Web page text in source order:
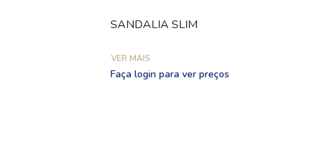
SANDALIA SLIM
VER MAIS
Faça login para ver preços